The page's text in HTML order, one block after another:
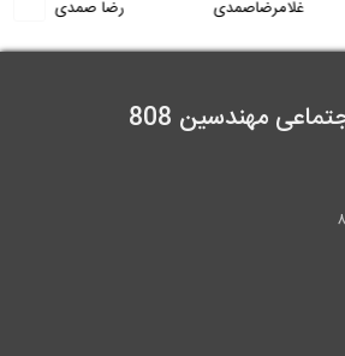
غلامرضاصمدی رضا صمدی
مهندسین 808